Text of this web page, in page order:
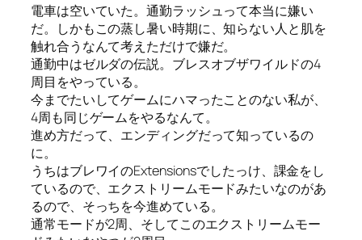
電車は空いていた。通勤ラッシュって本当に嫌い
だ。しかもこの蒸し暑い時期に、知らない人と肌を
触れ合うなんて考えただけで嫌だ。
通勤中はゼルダの伝説。ブレスオブザワイルドの4
周目をやっている。
今までたいしてゲームにハマったことのない私が、
4周も同じゲームをやるなんて。
進め方だって、エンディングだって知っているの
に。
うちはブレワイのExtensionsでしたっけ、課金をし
ているので、エクストリームモードみたいなのがあ
るので、そっちを今進めている。
通常モードが2周、そしてこのエクストリームモー